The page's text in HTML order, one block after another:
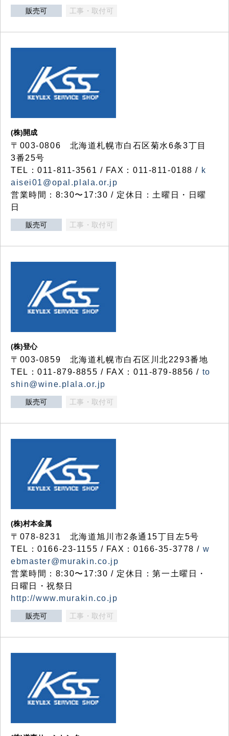
販売可 工事・取付可
(株)開成
〒003-0806 北海道札幌市白石区菊水6条3丁目
3番25号
TEL：011-811-3561 / FAX：011-811-0188 / k
aisei01@opal.plala.or.jp
営業時間：8:30〜17:30 / 定休日：土曜日・日曜
日
販売可 工事・取付可
(株)登心
〒003-0859 北海道札幌市白石区川北2293番地
TEL：011-879-8855 / FAX：011-879-8856 / to
shin@wine.plala.or.jp
販売可 工事・取付可
(株)村本金属
〒078-8231 北海道旭川市2条通15丁目左5号
TEL：0166-23-1155 / FAX：0166-35-3778 / w
ebmaster@murakin.co.jp
営業時間：8:30〜17:30 / 定休日：第一土曜日・
日曜日・祝祭日
http://www.murakin.co.jp
販売可 工事・取付可